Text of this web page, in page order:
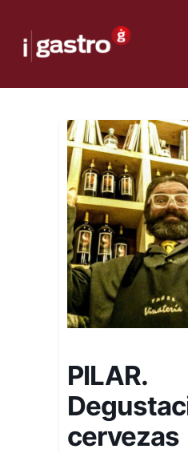
PILAR.
cervezas